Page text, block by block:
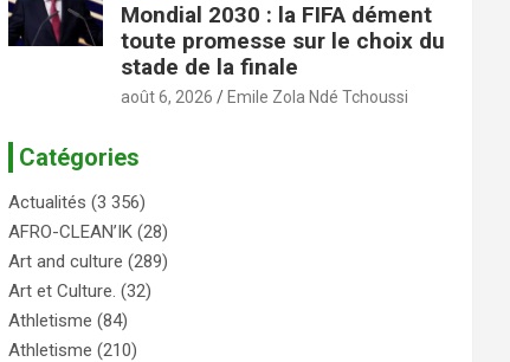
Mondial 2030 : la FIFA dément
toute promesse sur le choix du
stade de la finale
août 6, 2026 Emile Zola Ndé Tchoussi
Catégories
Actualités (3 356)
AFRO-CLEAN’IK (28)
Art and culture (289)
Art et Culture. (32)
Athletisme (84)
Athletisme (210)